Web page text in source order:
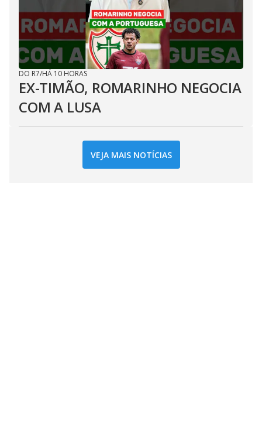
DO R7/HÁ 10 HORAS
EX-TIMÃO, ROMARINHO NEGOCIA
COM A LUSA
VEJA MAIS NOTÍCIAS